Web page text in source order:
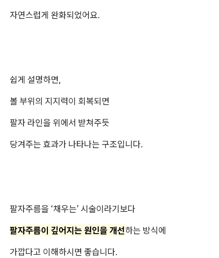
자연스럽게 완화되었어요.
쉽게 설명하면,
볼 부위의 지지력이 회복되면
팔자 라인을 위에서 받쳐주듯
당겨주는 효과가 나타나는 구조입니다.
팔자주름을 ‘채우는’ 시술이라기보다
팔자주름이 깊어지는 원인을 개선하는 방식에
가깝다고 이해하시면 좋습니다.